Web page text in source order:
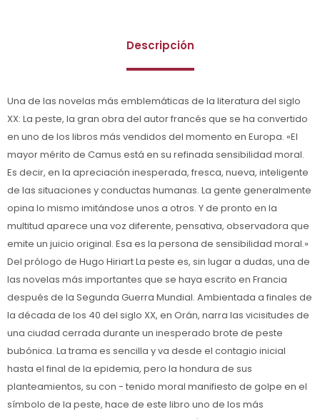
Descripción
Una de las novelas más emblemáticas de la literatura del siglo
XX: La peste, la gran obra del autor francés que se ha convertido
en uno de los libros más vendidos del momento en Europa. «El
mayor mérito de Camus está en su refinada sensibilidad moral.
Es decir, en la apreciación inesperada, fresca, nueva, inteligente
de las situaciones y conductas humanas. La gente generalmente
opina lo mismo imitándose unos a otros. Y de pronto en la
multitud aparece una voz diferente, pensativa, observadora que
emite un juicio original. Esa es la persona de sensibilidad moral.»
Del prólogo de Hugo Hiriart La peste es, sin lugar a dudas, una de
las novelas más importantes que se haya escrito en Francia
después de la Segunda Guerra Mundial. Ambientada a finales de
la década de los 40 del siglo XX, en Orán, narra las vicisitudes de
una ciudad cerrada durante un inesperado brote de peste
bubónica. La trama es sencilla y va desde el contagio inicial
hasta el final de la epidemia, pero la hondura de sus
planteamientos, su con - tenido moral manifiesto de golpe en el
símbolo de la peste, hace de este libro uno de los más